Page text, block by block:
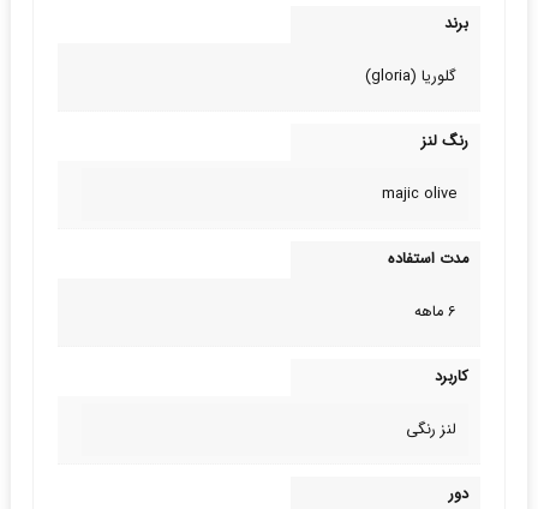
برند
گلوریا (gloria)
رنگ لنز
majic olive
مدت استفاده
6 ماهه
کاربرد
لنز رنگی
دور